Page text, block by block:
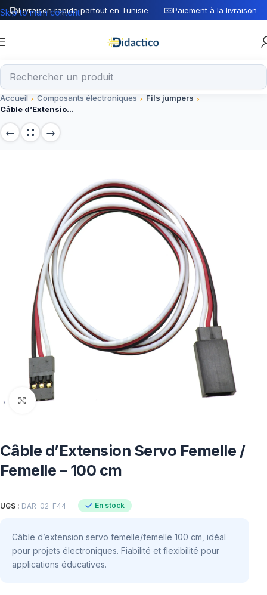
Livraison rapide partout en Tunisie Paiement à la livraison
Skip to main content
Accueil Composants électroniques
Fils jumpers
Câble d’Extension Servo Femelle / Femelle – 100 cm
Click to enlarge
Câble d’Extension Servo Femelle /
Femelle – 100 cm
UGS : DAR-02-F44 En stock
Câble d’extension servo femelle/femelle 100 cm, idéal
pour projets électroniques. Fiabilité et flexibilité pour
applications éducatives.